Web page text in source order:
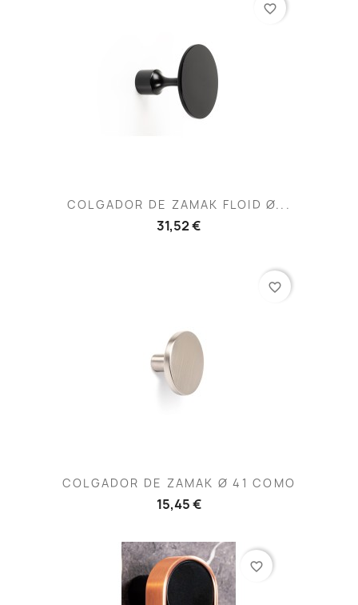
COLGADOR DE ZAMAK FLOID Ø...
31,52 €
favorite_border
COLGADOR DE ZAMAK Ø 41 COMO
15,45 €
favorite_border
favorite_border